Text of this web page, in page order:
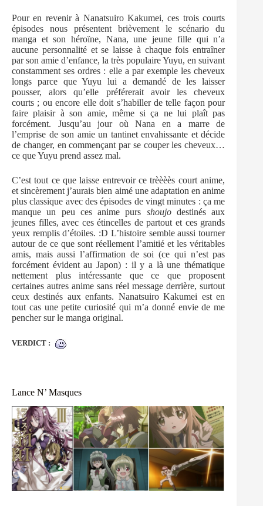
Pour en revenir à Nanatsuiro Kakumei, ces trois courts
épisodes nous présentent brièvement le scénario du
manga et son héroïne, Nana, une jeune fille qui n’a
aucune personnalité et se laisse à chaque fois entraîner
par son amie d’enfance, la très populaire Yuyu, en suivant
constamment ses ordres : elle a par exemple les cheveux
longs parce que Yuyu lui a demandé de les laisser
pousser, alors qu’elle préférerait avoir les cheveux
courts ; ou encore elle doit s’habiller de telle façon pour
faire plaisir à son amie, même si ça ne lui plaît pas
forcément. Jusqu’au jour où Nana en a marre de
l’emprise de son amie un tantinet envahissante et décide
de changer, en commençant par se couper les cheveux…
ce que Yuyu prend assez mal.
C’est tout ce que laisse entrevoir ce trèèèès court anime,
et sincèrement j’aurais bien aimé une adaptation en anime
plus classique avec des épisodes de vingt minutes : ça me
manque un peu ces anime purs shoujodestinés aux
jeunes filles, avec ces étincelles de partout et ces grands
yeux remplis d’étoiles. :D L’histoire semble aussi tourner
autour de ce que sont réellement l’amitié et les véritables
amis, mais aussi l’affirmation de soi (ce qui n’est pas
forcément évident au Japon) : il y a là une thématique
nettement plus intéressante que ce que proposent
certaines autres anime sans réel message derrière, surtout
ceux destinés aux enfants. Nanatsuiro Kakumei est en
tout cas une petite curiosité qui m’a donné envie de me
pencher sur le manga original.
VERDICT :
Lance N’ Masques